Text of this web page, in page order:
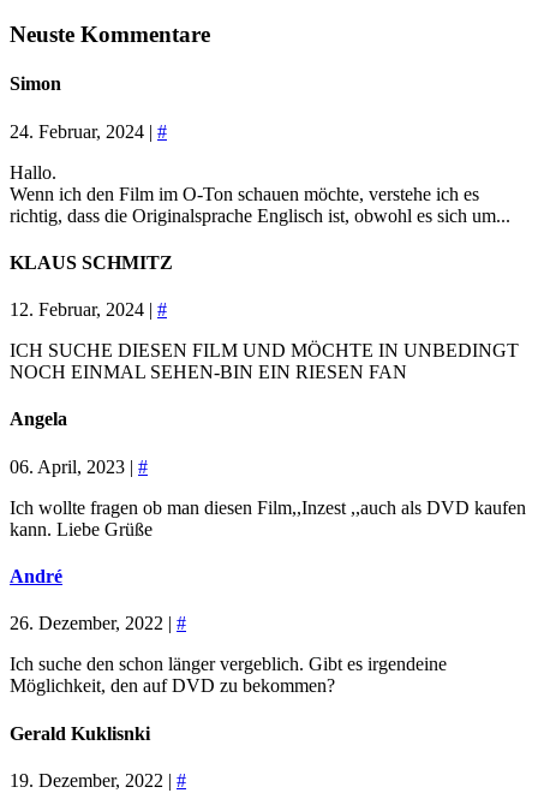
Neuste Kommentare
Simon
24. Februar, 2024 | #
Hallo.
Wenn ich den Film im O-Ton schauen möchte, verstehe ich es
richtig, dass die Originalsprache Englisch ist, obwohl es sich um...
KLAUS SCHMITZ
12. Februar, 2024 | #
ICH SUCHE DIESEN FILM UND MÖCHTE IN UNBEDINGT
NOCH EINMAL SEHEN-BIN EIN RIESEN FAN
Angela
06. April, 2023 | #
Ich wollte fragen ob man diesen Film,,Inzest ,,auch als DVD kaufen
kann. Liebe Grüße
André
26. Dezember, 2022 | #
Ich suche den schon länger vergeblich. Gibt es irgendeine
Möglichkeit, den auf DVD zu bekommen?
Gerald Kuklisnki
19. Dezember, 2022 | #